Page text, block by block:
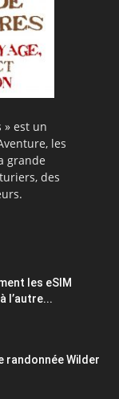
» est un
les
grande
des
les eSIM
l’autre...
randonnée Wilder